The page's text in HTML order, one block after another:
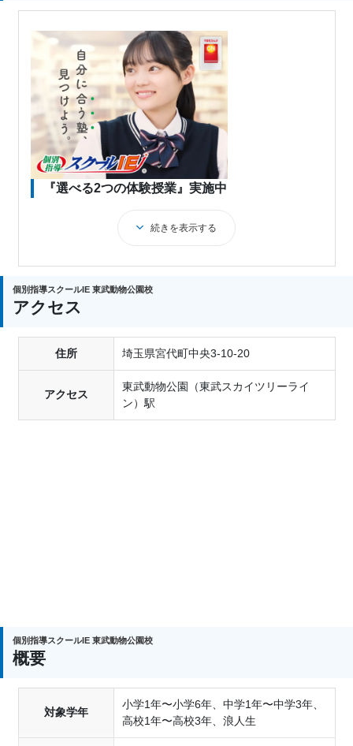
スクールIEでは2026年8月31日までにご入会いただ
いた方を対象に入会金0円キャンペーンを実施してい
ます！
期間限定のキャンペーンとなりますので、この機会
にぜひご活用ください。
※教室によって実施状況が異なります。詳細は各教
室までお問合せください。
『選べる2つの体験授業』実施中
続きを表示する
個別指導スクールIE 東武動物公園校
アクセス
住所 埼玉県宮代町中央3-10-20
アクセス
東武動物公園（東武スカイツリーライ
ン）駅
個別指導スクールIE 東武動物公園校
概要
対象学年
小学1年〜小学6年、中学1年〜中学3年、
高校1年〜高校3年、浪人生